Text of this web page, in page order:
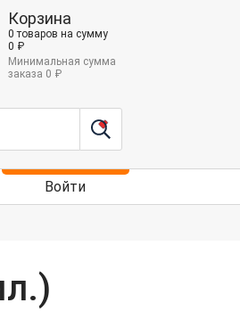
Корзина
0 товаров на сумму
0 ₽
Минимальная сумма
заказа 0 ₽
Войти